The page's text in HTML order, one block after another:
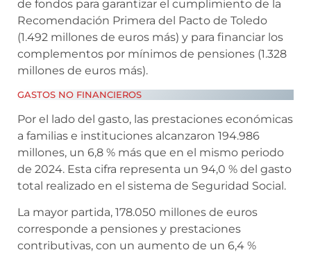
de fondos para garantizar el cumplimiento de la
Recomendación Primera del Pacto de Toledo
(1.492 millones de euros más) y para financiar los
complementos por mínimos de pensiones (1.328
millones de euros más).
GASTOS NO FINANCIEROS
Por el lado del gasto, las prestaciones económicas
a familias e instituciones alcanzaron 194.986
millones, un 6,8 % más que en el mismo periodo
de 2024. Esta cifra representa un 94,0 % del gasto
total realizado en el sistema de Seguridad Social.
La mayor partida, 178.050 millones de euros
corresponde a pensiones y prestaciones
contributivas, con un aumento de un 6,4 %